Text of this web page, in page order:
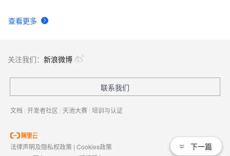
wav2vec-U，匹敌监督模型，Lecun看了都说好
查看更多
下一篇
关注我们： 新浪微博
联系我们
文档 | 开发者社区 | 天池大赛 | 培训与认证
法律声明及隐私权政策 | Cookies政策